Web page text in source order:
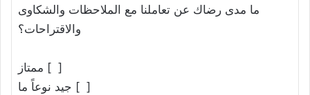
ما مدى رضاك عن تعاملنا مع الملاحظات والشكاوى
والاقتراحات؟
[ ] ممتاز
[ ] جيد نوعاً ما